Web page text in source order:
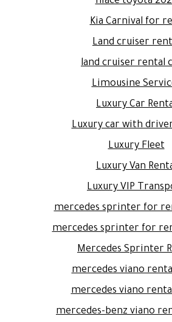
Kia Carnival for
Land cruiser
land cruiser rental
Limousine
Luxury Car
Luxury car with
Luxury Fleet
Luxury Van
Luxury VIP
mercedes sprinter for
mercedes sprinter for
Mercedes Sprinter
mercedes viano
mercedes viano
mercedes-benz viano